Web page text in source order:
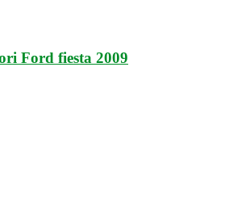
Ford fiesta 2009